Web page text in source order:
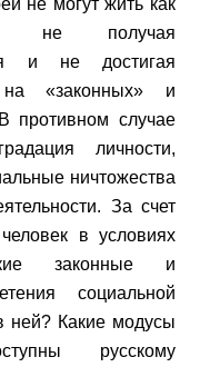
не получая
и не достигая
на «законных» и
противном случае
личности,
ничтожества
За счет
в условиях
законные и
социальной
ней? Какие модусы
русскому